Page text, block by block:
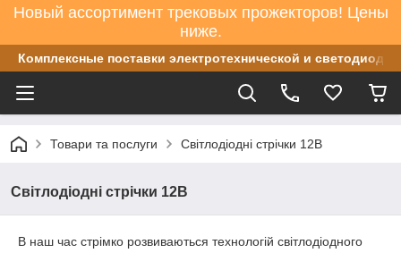
Новый ассортимент трековых прожекторов! Цены
ниже.
Комплексные поставки электротехнической и
Товари та послуги Світлодіодні стрічки 12В
Світлодіодні стрічки 12В
В наш час стрімко розвиваються технологій світлодіодного